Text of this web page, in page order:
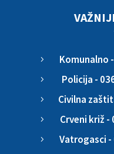
5 Komunalno
5 Policija -
5 Civilna
5 Crveni križ -
5 Vatrogasci